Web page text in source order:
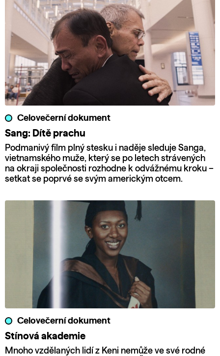
Celovečerní dokument
Sang: Dítě prachu
Podmanivý film plný stesku i naděje sleduje Sanga,
vietnamského muže, který se po letech strávených
na okraji společnosti rozhodne k odvážnému kroku –
setkat se poprvé se svým americkým otcem.
Celovečerní dokument
Stínová akademie
Mnoho vzdělaných lidí z Keni nemůže ve své rodné